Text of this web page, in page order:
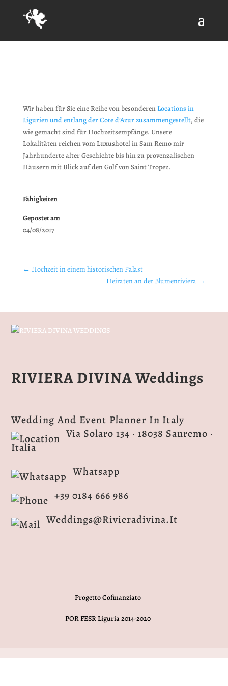
Wir haben für Sie eine Reihe von besonderen Locations in
Ligurien und entlang der Cote d’Azur zusammengestellt, die
wie gemacht sind für Hochzeitsempfänge. Unsere
Lokalitäten reichen vom Luxushotel in Sam Remo mir
Jahrhunderte alter Geschichte bis hin zu provenzalischen
Häusern mit Blick auf den Golf von Saint Tropez.
Fähigkeiten
Gepostet am
04/08/2017
← Hochzeit in einem historischen Palast
Heiraten an der Blumenriviera →
RIVIERA DIVINA Weddings
Wedding And Event Planner In Italy
Via Solaro 134 · 18038 Sanremo ·
Italia
Whatsapp
+39 0184 666 986
Weddings@rivieradivina.it
Progetto Cofinanziato
POR FESR Liguria 2014-2020